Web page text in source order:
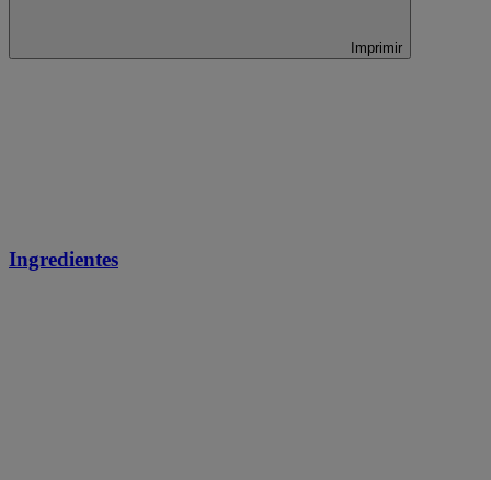
Imprimir
Ingredientes